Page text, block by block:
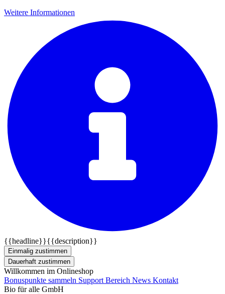
Weitere Informationen
{{headline}}{{description}}
Einmalig zustimmen
Dauerhaft zustimmen
Willkommen im Onlineshop
Bonuspunkte sammeln Support Bereich News Kontakt
Bio für alle GmbH